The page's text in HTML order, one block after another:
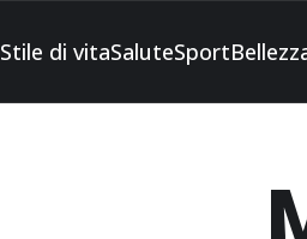
Stile di vitaSaluteSport